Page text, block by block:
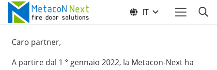
IT
Caro partner,
A partire dal 1 ° gennaio 2022, la Metacon-Next ha